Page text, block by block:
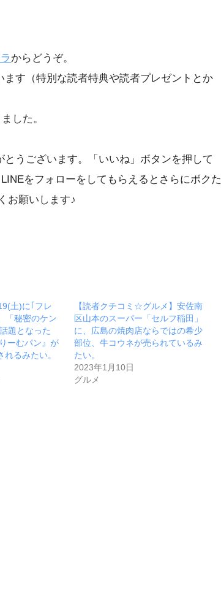
からどうぞ。
す（特別な読者特典や読者プレゼントとか
した。
うございます。「いいね」ボタンを押して
をフォローをしてもらえるとさらにボクた
お願いします♪
土)に｢フレ
「秘密のケン
題となった
ーむパン』が
るみたい。
【読者クチコミ☆グルメ】安佐南
区山本のスーパー「セルフ稲田」
に、広島の焼肉店ならではの希少
部位、牛コウネが売られているみ
たい。
2023年1月10日
グルメ